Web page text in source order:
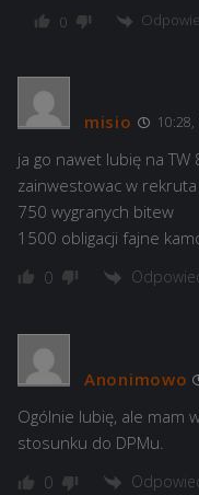
0
misio 10:28,
ja go nawet lubię na
zainwestowac w
750 wygranych bitew
1500 obligacji fajne
0
Anonimowo
Ogólnie lubię, ale mam
stosunku do DPMu.
0